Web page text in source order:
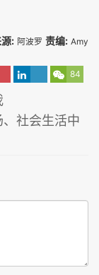
: 阿波罗 责编: Amy
84
社会生活中